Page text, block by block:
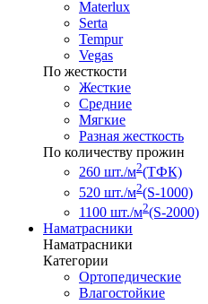
Materlux
Serta
Tempur
Vegas
По жесткости
Жесткие
Средние
Мягкие
Разная жесткость
По количеству прожин
260 шт./м2(ТФК)
520 шт./м2(S-1000)
1100 шт./м2(S-2000)
Наматрасники
Наматрасники
Категории
Ортопедические
Влагостойкие